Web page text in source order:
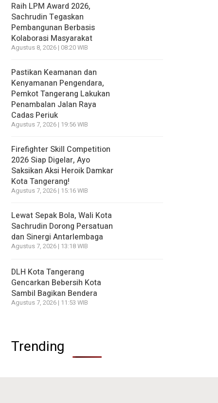
Raih LPM Award 2026,
Sachrudin Tegaskan
Pembangunan Berbasis
Kolaborasi Masyarakat
Agustus 8, 2026 | 08:20 WIB
Pastikan Keamanan dan
Kenyamanan Pengendara,
Pemkot Tangerang Lakukan
Penambalan Jalan Raya
Cadas Periuk
Agustus 7, 2026 | 19:56 WIB
Firefighter Skill Competition
2026 Siap Digelar, Ayo
Saksikan Aksi Heroik Damkar
Kota Tangerang!
Agustus 7, 2026 | 15:16 WIB
Lewat Sepak Bola, Wali Kota
Sachrudin Dorong Persatuan
dan Sinergi Antarlembaga
Agustus 7, 2026 | 13:18 WIB
DLH Kota Tangerang
Gencarkan Bebersih Kota
Sambil Bagikan Bendera
Agustus 7, 2026 | 11:53 WIB
Trending